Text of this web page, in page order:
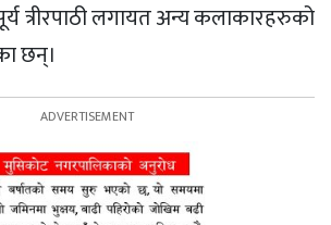
त्रीरपाठी लगायत अन्य कलाकारहरुको
छन्।